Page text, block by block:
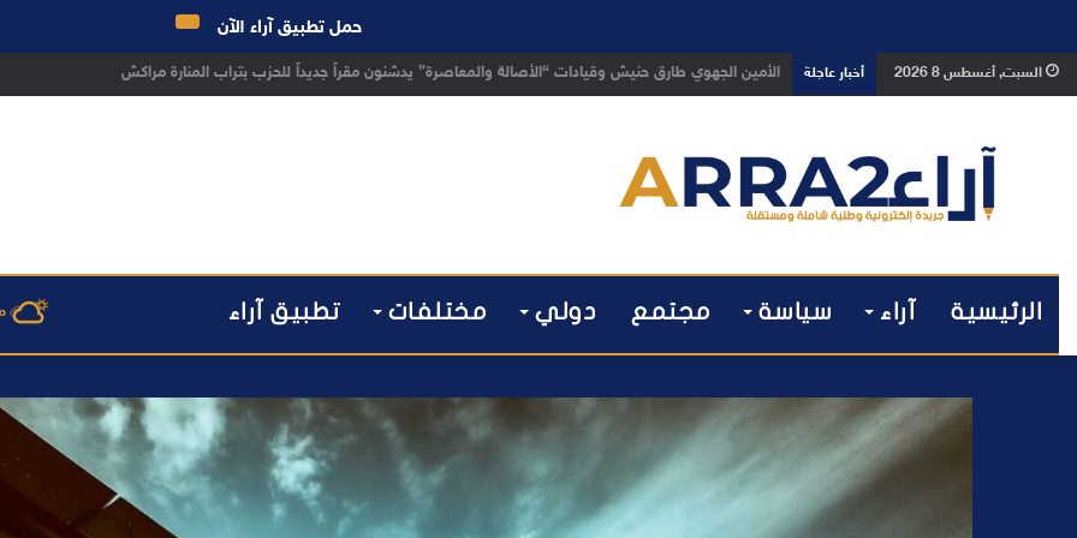
السبت, أغسطس 8 2026 أخبار عاجلة بعد تداول فيديو يوثق العملية.. أمن مراكش يطيح بقاصر مشتبه في تورطه في سرقة مسلحة..
الرئيسية آراء سياسة مجتمع دولي مختلفات تطبيق آراء
حمل تطبيق آراء الآن